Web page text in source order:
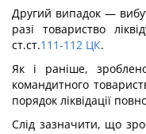
Другий випадок —
разі товариство
ст.ст.111-112 ЦК.
Як і раніше,
командитного
порядок ліквідації
Слід зазначити, що